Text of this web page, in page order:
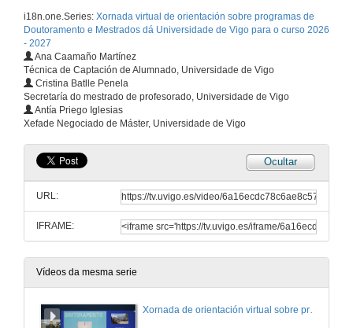
i18n.one.Series: Xornada virtual de orientación sobre programas de
Doutoramento e Mestrados dá Universidade de Vigo para o curso 2026
- 2027
Ana Caamaño Martínez
Técnica de Captación de Alumnado, Universidade de Vigo
Cristina Batlle Penela
Secretaría do mestrado de profesorado, Universidade de Vigo
Antía Priego Iglesias
Xefade Negociado de Máster, Universidade de Vigo
Ocultar
URL:
IFRAME:
Vídeos da mesma serie
Xornada de orientación virtual sobre programas de Doutoramento